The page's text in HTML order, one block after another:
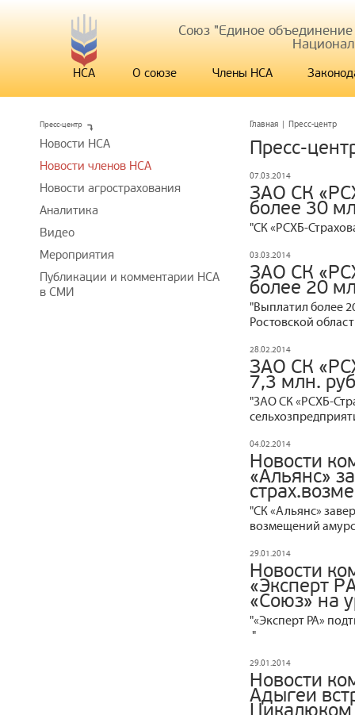
Союз "Единое
НСА О союзе Члены НСА
Главная | Пресс-центр
Пресс-
07.03.2014
ЗАО СК
более 30
"СК «РСХБ-
03.03.2014
ЗАО СК
более 20
"Выплатил более
Ростовской
28.02.2014
ЗАО СК
7,3 млн.
"ЗАО СК «РСХБ-
04.02.2014
Новости
«Альянс»
"СК «Альянс»
возмещений
29.01.2014
Новости
«Эксперт
«Союз» на
"«Эксперт РА»
"
29.01.2014
Новости
Адыгеи
Пресс-центр
Новости НСА
Новости членов НСА
Новости агрострахования
Аналитика
Видео
Мероприятия
Публикации и комментарии НСА
в СМИ